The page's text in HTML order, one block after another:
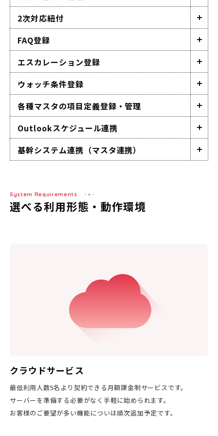
2次対応紐付
FAQ登録
エスカレーション登録
ウォッチ条件登録
各種マスタの項目定義登録・管理
Outlookスケジュール連携
基幹システム連携（マスタ連携）
System Requirements
選べる利用形態・動作環境
クラウドサービス
最低利用人数5名より契約できる月額課金制サービスです。
サーバーを準備する必要がなく手軽に始められます。
お客様のご要望が多い機能についは順次追加予定です。